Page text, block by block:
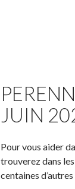
JUIN
Pour vous aider
trouverez dans
centaines